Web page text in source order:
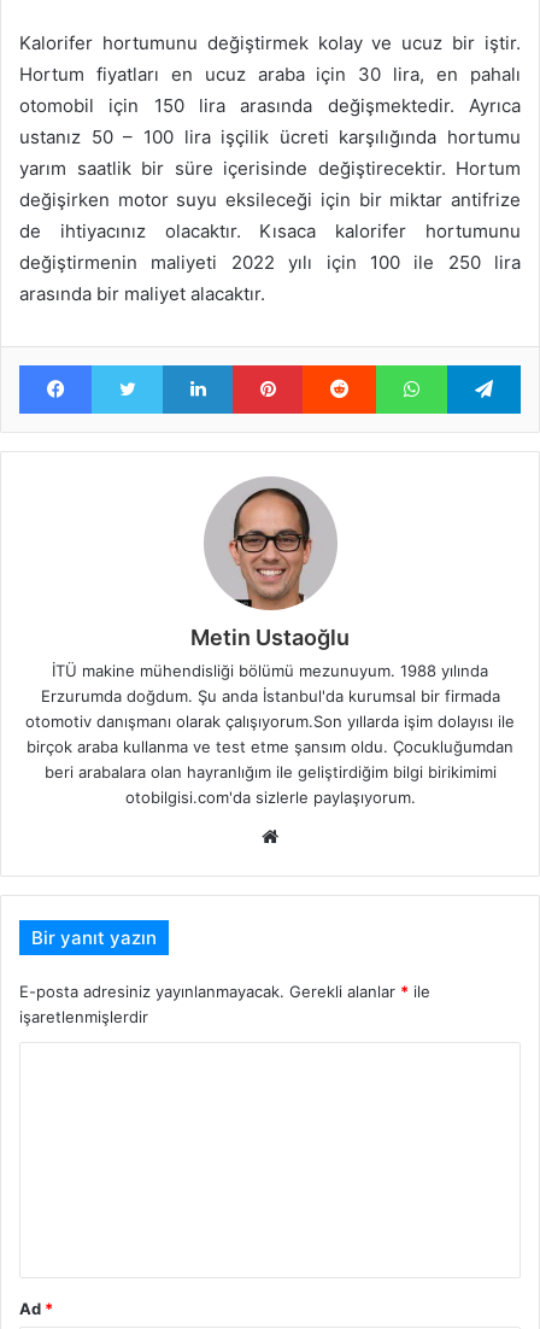
Kalorifer hortumunu değiştirmek kolay ve ucuz bir iştir.
Hortum fiyatları en ucuz araba için 30 lira, en pahalı
otomobil için 150 lira arasında değişmektedir. Ayrıca
ustanız 50 – 100 lira işçilik ücreti karşılığında hortumu
yarım saatlik bir süre içerisinde değiştirecektir. Hortum
değişirken motor suyu eksileceği için bir miktar antifrize
de ihtiyacınız olacaktır. Kısaca kalorifer hortumunu
değiştirmenin maliyeti 2022 yılı için 100 ile 250 lira
arasında bir maliyet alacaktır.
FacebookTwitter LinkedIn Pinterest Reddit WhatsApp
Metin Ustaoğlu
İTÜ makine mühendisliği bölümü mezunuyum. 1988 yılında
Erzurumda doğdum. Şu anda İstanbul'da kurumsal bir firmada
otomotiv danışmanı olarak çalışıyorum.Son yıllarda işim dolayısı ile
birçok araba kullanma ve test etme şansım oldu. Çocukluğumdan
beri arabalara olan hayranlığım ile geliştirdiğim bilgi birikimimi
otobilgisi.com'da sizlerle paylaşıyorum.
Web
Bir yanıt yazın
E-posta adresiniz yayınlanmayacak. Gerekli alanlar * ile
işaretlenmişlerdir
Ad *